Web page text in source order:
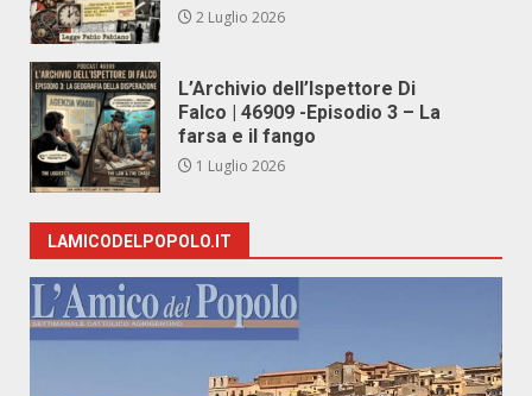
2 Luglio 2026
L’Archivio dell’Ispettore Di
Falco | 46909 -Episodio 3 – La
farsa e il fango
1 Luglio 2026
LAMICODELPOPOLO.IT